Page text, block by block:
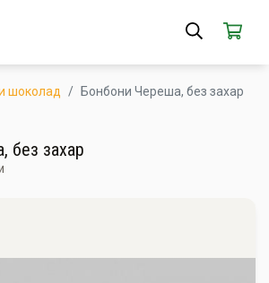
шоколад Бонбони Череша, без захар
без захар